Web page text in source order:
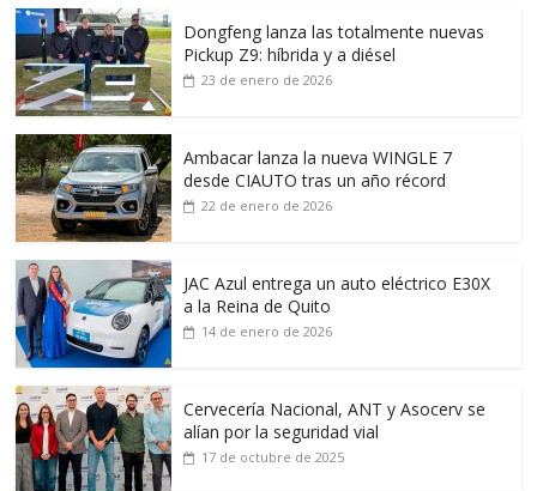
Dongfeng lanza las totalmente nuevas
Pickup Z9: híbrida y a diésel
23 de enero de 2026
Ambacar lanza la nueva WINGLE 7
desde CIAUTO tras un año récord
22 de enero de 2026
JAC Azul entrega un auto eléctrico E30X
a la Reina de Quito
14 de enero de 2026
Cervecería Nacional, ANT y Asocerv se
alían por la seguridad vial
17 de octubre de 2025